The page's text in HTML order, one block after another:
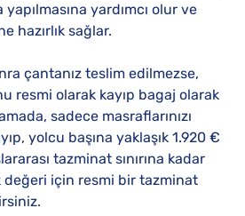
yardımcı olur ve
hazırlık sağlar.
çantanız teslim edilmezse,
resmi olarak kayıp bagaj olarak
sadece masraflarınızı
yolcu başına yaklaşık 1.920 €
tazminat sınırına kadar
değeri için resmi bir tazminat